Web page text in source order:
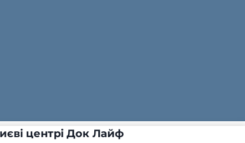
центрі Док Лайф